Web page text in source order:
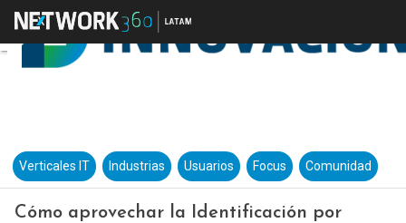
Verticales IT Industrias Usuarios Focus Comunidad
Cómo aprovechar la Identificación por